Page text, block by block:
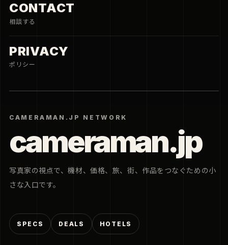
CAMERAMAN.JP NETWORK
cameraman.jp
写真家の視点で、機材、価格、旅、街、作品をつなぐための小
さな入口です。
SPECS DEALS HOTELS
CONTACT
相談する
PRIVACY
ポリシー